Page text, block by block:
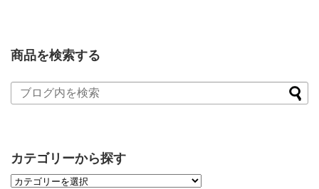
商品を検索する
カテゴリーから探す